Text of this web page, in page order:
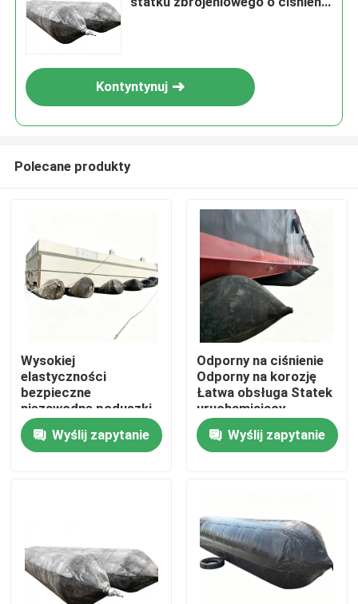
Produkty
Filmy
Kontyntynuj
Polecane produkty
Wysokiej
elastyczności
bezpieczne
niezawodne poduszki
powietrzne do
ładowania statków do
szerokiego
Wyślij zapytanie
Odporny na ciśnienie
Odporny na korozję
Łatwa obsługa Statek
uruchamiający
poduszkę powietrzną
Nadmuchiwana
morska poduszka
Wyślij zapytanie